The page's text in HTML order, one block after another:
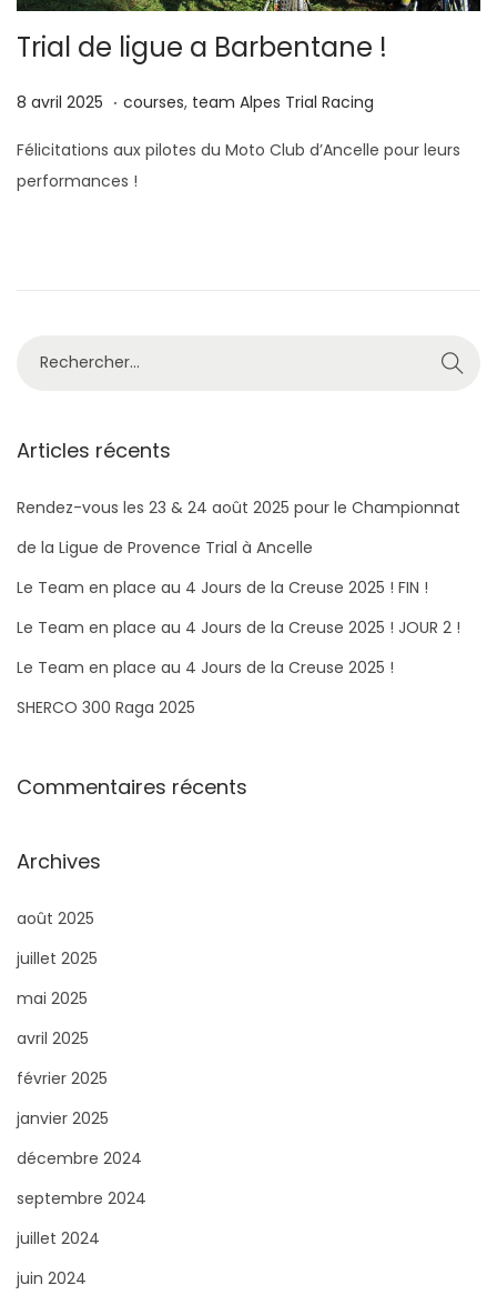
g
a
i
o
n
u
Trial de ligue a Barbentane !
P
b
l
8 avril 2025 8
v
r
. P
b
l
courses, team Alpes Trial Racing
Félicitations aux pilotes du Moto Club d’Ancelle pour leurs
performances !
h
r
c
e
r
Articles récents
Rendez-vous les 23 & 24 août 2025 pour le Championnat
de la Ligue de Provence Trial à Ancelle
Le Team en place au 4 Jours de la Creuse 2025 ! FIN !
Le Team en place au 4 Jours de la Creuse 2025 ! JOUR 2 !
Le Team en place au 4 Jours de la Creuse 2025 !
SHERCO 300 Raga 2025​
Commentaires récents
Archives
août 2025
juillet 2025
mai 2025
avril 2025
février 2025
janvier 2025
décembre 2024
septembre 2024
juillet 2024
juin 2024